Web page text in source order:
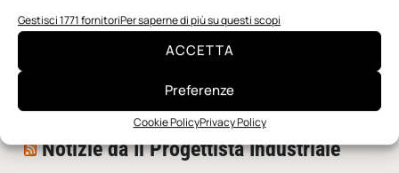
Gestisci 1771 fornitoriPer saperne di più su questi scopi
ACCETTA
Preferenze
Cookie PolicyPrivacy Policy
I nanonastri di grafene come potenziali sensori per i
Una nuova mano robotica passa da una pinza all’altra
O-Ring, tecnica e applicazioni
Notizie da Il Progettista Industriale